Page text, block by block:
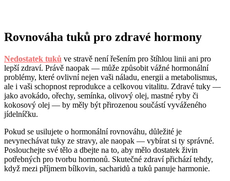
Rovnováha tuků pro zdravé hormony
Nedostatek tuků ve stravě není řešením pro štíhlou linii ani pro
lepší zdraví. Právě naopak — může způsobit vážné hormonální
problémy, které ovlivní nejen vaši náladu, energii a metabolismus,
ale i vaši schopnost reprodukce a celkovou vitalitu. Zdravé tuky —
jako avokádo, ořechy, semínka, olivový olej, mastné ryby či
kokosový olej — by měly být přirozenou součástí vyváženého
jídelníčku.
Pokud se usilujete o hormonální rovnováhu, důležité je
nevynechávat tuky ze stravy, ale naopak — vybírat si ty správné.
Poslouchejte své tělo a dbejte na to, aby mělo dostatek živin
potřebných pro tvorbu hormonů. Skutečné zdraví přichází tehdy,
když mezi příjmem bílkovin, sacharidů a tuků panuje harmonie.